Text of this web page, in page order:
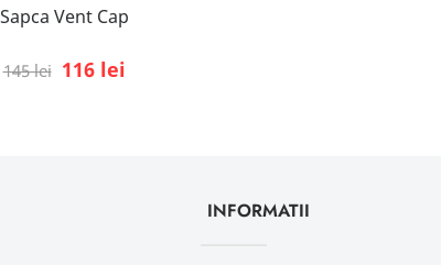
Sapca Vent Cap
145 lei 116 lei
INFORMATII